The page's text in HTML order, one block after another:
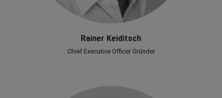
Rainer Keiditsch
Chief Executive Officer Gründer